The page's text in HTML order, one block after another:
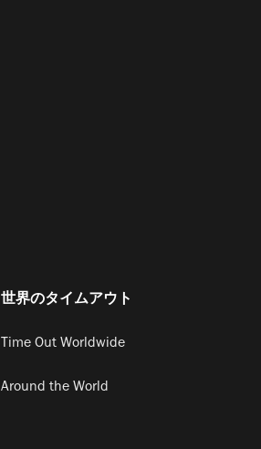
世界のタイムアウト
Time Out Worldwide
Around the World